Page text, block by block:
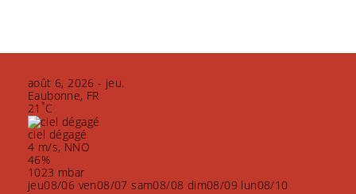
août 6, 2026 - jeu.
Eaubonne, FR
21 °C
ciel dégagé
4 m/s, NNO
46%
1023 mbar
jeu08/06 ven08/07 sam08/08 dim08/09 lun08/10